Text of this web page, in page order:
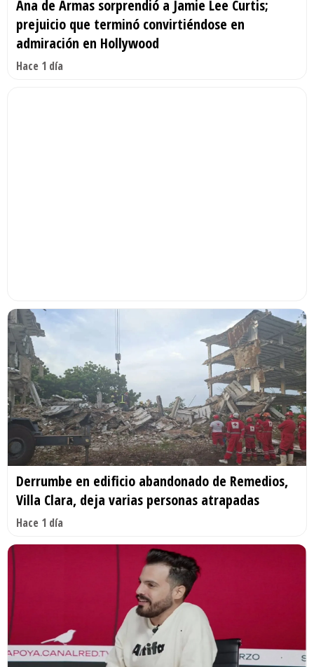
Ana de Armas sorprendió a Jamie Lee Curtis;
prejuicio que terminó convirtiéndose en
admiración en Hollywood
Hace 1 día
Derrumbe en edificio abandonado de Remedios,
Villa Clara, deja varias personas atrapadas
Hace 1 día